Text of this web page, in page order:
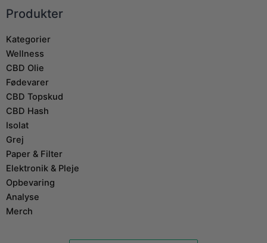
Produkter
Kategorier
Wellness
CBD Olie
Fødevarer
CBD Topskud
CBD Hash
Isolat
Grej
Paper & Filter
Elektronik & Pleje
Opbevaring
Analyse
Merch